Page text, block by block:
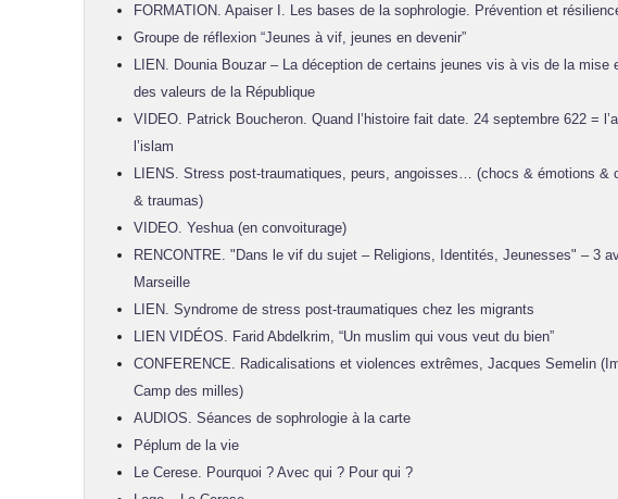
FORMATION. Apaiser I. Les bases de la sophrologie. Prévention et
Groupe de réflexion “Jeunes à vif, jeunes en devenir”
LIEN. Dounia Bouzar – La déception de certains jeunes vis à vis de la mise
des valeurs de la République
VIDEO. Patrick Boucheron. Quand l’histoire fait date. 24 septembre 622 =
l’islam
LIENS. Stress post-traumatiques, peurs, angoisses… (chocs & émotions &
& traumas)
VIDEO. Yeshua (en convoiturage)
RENCONTRE. "Dans le vif du sujet – Religions, Identités, Jeunesses" – 3
Marseille
LIEN. Syndrome de stress post-traumatiques chez les migrants
LIEN VIDÉOS. Farid Abdelkrim, “Un muslim qui vous veut du bien”
CONFERENCE. Radicalisations et violences extrêmes, Jacques Semelin
Camp des milles)
AUDIOS. Séances de sophrologie à la carte
Péplum de la vie
Le Cerese. Pourquoi ? Avec qui ? Pour qui ?